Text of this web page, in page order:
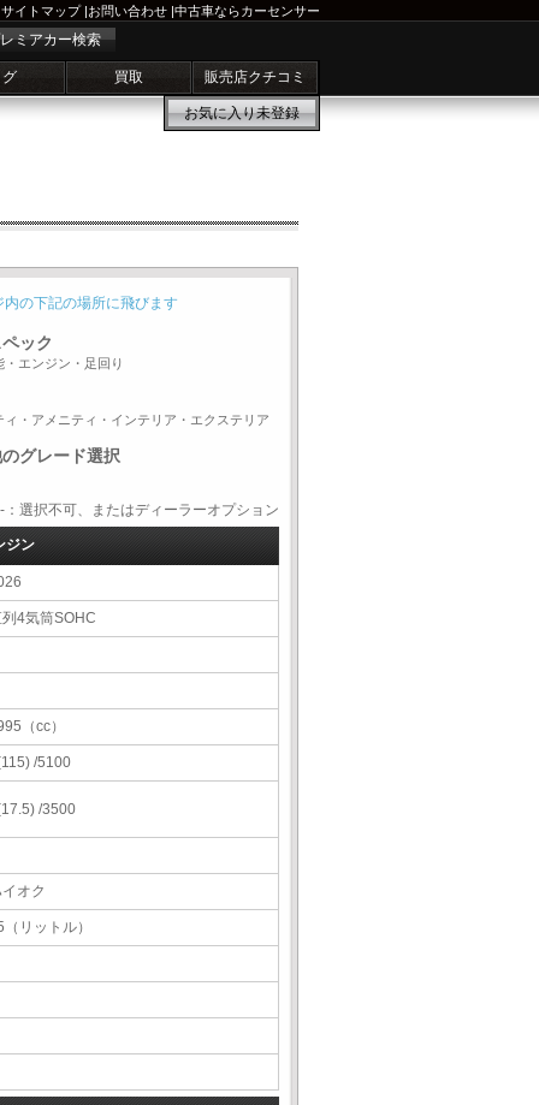
サイトマップ|お問い合わせ |中古車ならカーセンサー
ミアカー検索
買取 販売店クチコミ
お気に入り未登録
内の下記の場所に飛びます
ック
・エンジン・足回り
ィ・アメニティ・インテリア・エクステリア
グレード選択
択不可、またはディーラーオプション
ジン
4気筒SOHC
（cc）
/5100
/3500
オク
（リットル）